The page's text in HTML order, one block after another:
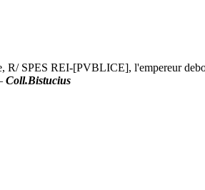
SPES REI-[PVBLICE], l'empereur
Coll.Bistucius